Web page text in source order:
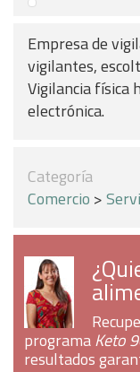
Empresa de
vigilantes,
Vigilancia física
electrónica.
Categoría
Comercio >
programaKeto
resultados